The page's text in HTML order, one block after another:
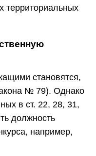
территориальных
становятся,
№ 79). Однако
в ст. 22, 28, 31,
должность
например,